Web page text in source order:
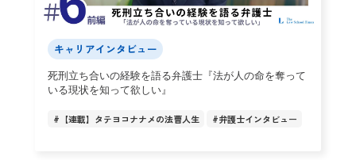
キャリアインタビュー
死刑立ち合いの経験を語る弁護士『法が人の命を奪って
いる現状を知って欲しい』
# 【連載】タテヨコナナメの法曹人生 #弁護士インタビュー